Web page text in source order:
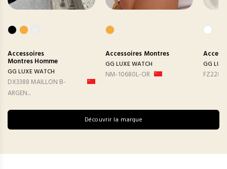
Accessoires
Montres Homme
GG LUXE WATCH
DX3388 MAILLON B-
ARGEN...
Accessoires Montres
GG LUXE WATCH
NM-10680L-OR
GG
FZ2282
Découvrir la marque